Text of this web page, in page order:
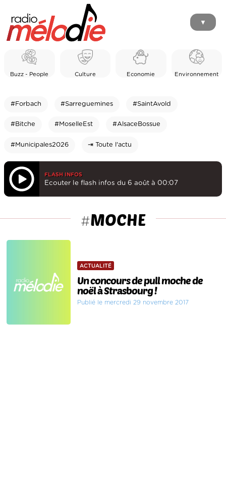
▼
Buzz - People Culture Economie Environnement
#Forbach #Sarreguemines #SaintAvold
#Bitche #MoselleEst #AlsaceBossue
#Municipales2026 ⇥ Toute l'actu
FLASH INFOS
Ecouter le flash infos du 6 août à 00:07
#MOCHE
ACTUALITÉ
Un concours de pull moche de
noël à Strasbourg !
Publié le mercredi 29 novembre 2017